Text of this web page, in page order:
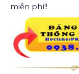
miễn phí!!